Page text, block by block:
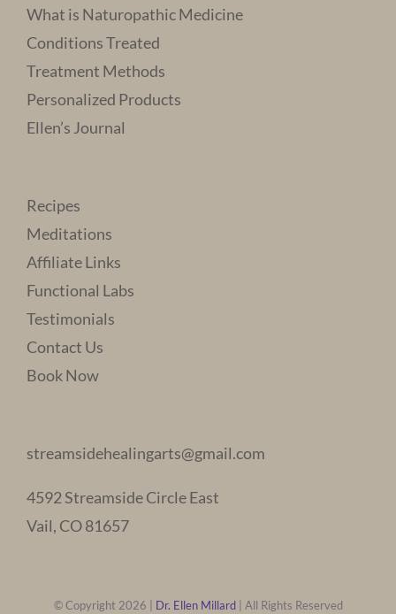
What is Naturopathic Medicine
Conditions Treated
Treatment Methods
Personalized Products
Ellen’s Journal
Recipes
Meditations
Affiliate Links
Functional Labs
Testimonials
Contact Us
Book Now
streamsidehealingarts@gmail.com
4592 Streamside Circle East
Vail, CO 81657
© Copyright 2026 | Dr. Ellen Millard| All Rights Reserved